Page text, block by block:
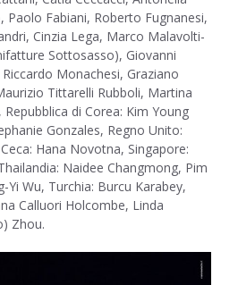
Fabiani, Roberto Fugnanesi,
Cinzia Lega, Marco Malavolti-
Sottosasso), Giovanni
Monachesi, Graziano
Tittarelli Rubboli, Martina
di Corea: Kim Young
Gonzales, Regno Unito:
Hana Novotna, Singapore:
Naidee Changmong, Pim
Yi Wu, Turchia: Burcu Karabey,
Calluori Holcombe, Linda
Zhou.